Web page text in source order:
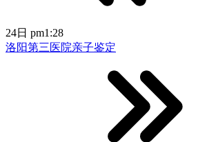
24日 pm1:28
洛阳第三医院亲子鉴定